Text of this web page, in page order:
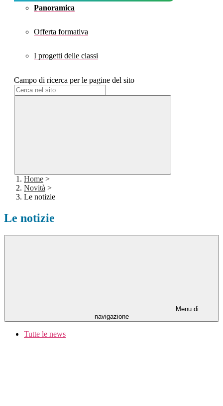
Panoramica
Offerta formativa
I progetti delle classi
Campo di ricerca per le pagine del sito
Home >
Novità >
Le notizie
Le notizie
Menu di
navigazione
Tutte le news